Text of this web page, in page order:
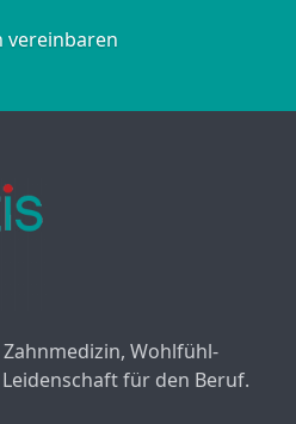
vereinbaren
Wohlfühl-
für den Beruf.